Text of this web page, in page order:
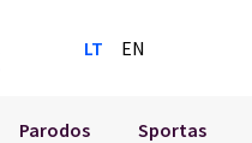
LT EN
Parodos Sportas